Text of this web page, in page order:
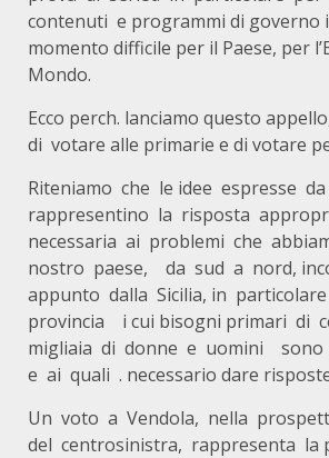
contenuti e programmi di governo
momento difficile per il Paese, per
Mondo.
Ecco perch. lanciamo questo
di votare alle primarie e di votare
Riteniamo che le idee espresse
rappresentino la risposta
necessaria ai problemi che
nostro paese, da sud a nord,
appunto dalla Sicilia, in
provincia i cui bisogni primari di
migliaia di donne e uomini sono
e ai quali . necessario dare
Un voto a Vendola, nella
del centrosinistra, rappresenta la